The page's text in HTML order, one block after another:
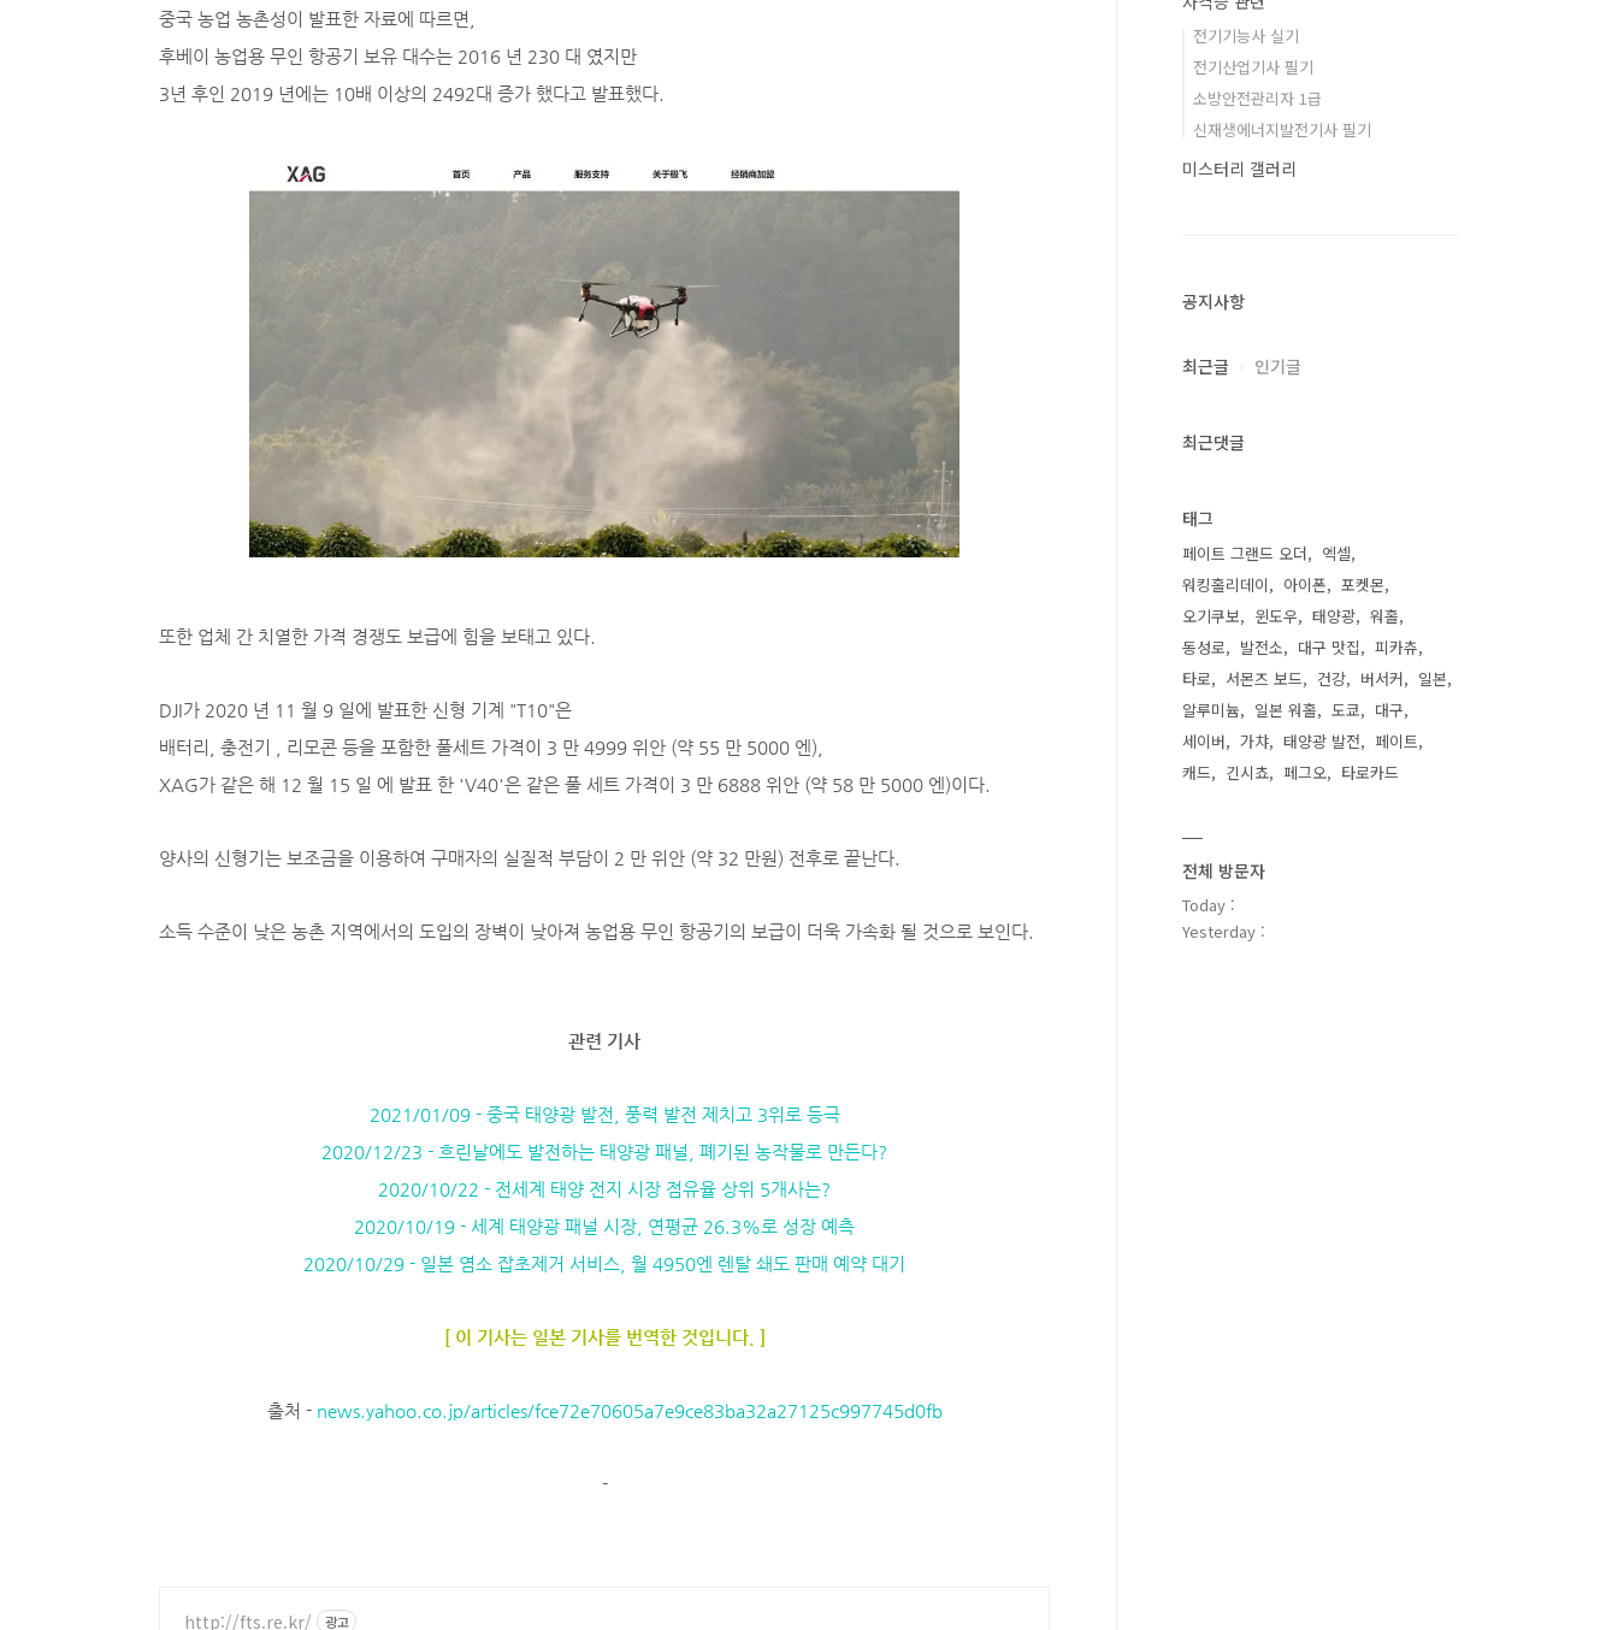
중국 농업 농촌성이 발표한 자료에 따르면,
후베이 농업용 무인 항공기 보유 대수는 2016 년 230 대 였지만
3년 후인 2019 년에는 10배 이상의 2492대 증가 했다고 발표했다.
또한 업체 간 치열한 가격 경쟁도 보급에 힘을 보태고 있다.
DJI가 2020 년 11 월 9 일에 발표한 신형 기계 "T10"은
배터리, 충전기 , 리모콘 등을 포함한 풀세트 가격이 3 만 4999 위안 (약 55 만 5000 엔),
XAG가 같은 해 12 월 15 일 에 발표 한 'V40'은 같은 풀 세트 가격이 3 만 6888 위안 (약 58 만 5000 엔)이다.
양사의 신형기는 보조금을 이용하여 구매자의 실질적 부담이 2 만 위안 (약 32 만원) 전후로 끝난다.
소득 수준이 낮은 농촌 지역에서의 도입의 장벽이 낮아져 농업용 무인 항공기의 보급이 더욱 가속화 될 것으로 보인다.
관련 기사
2021/01/09 - 중국 태양광 발전, 풍력 발전 제치고 3위로 등극
2020/12/23 - 흐린날에도 발전하는 태양광 패널, 폐기된 농작물로 만든다?
2020/10/22 - 전세계 태양 전지 시장 점유율 상위 5개사는?
2020/10/19 - 세계 태양광 패널 시장, 연평균 26.3%로 성장 예측
2020/10/29 - 일본 염소 잡초제거 서비스, 월 4950엔 렌탈 쇄도 판매 예약 대기
[ 이 기사는 일본 기사를 번역한 것입니다. ]
출처 - news.yahoo.co.jp/articles/fce72e70605a7e9ce83ba32a27125c997745d0fb
-
http://fts.re.kr/ 광고
전기기능사 실기
전기산업기사 필기
소방안전관리자 1급
신재생에너지발전기사 필기
미스터리 갤러리
공지사항
최근글 인기글
최근댓글
태그
페이트 그랜드 오더
엑셀
워킹홀리데이
아이폰
포켓몬
오기쿠보
윈도우 태양광
워홀
동성로
발전소 대구 맛집
피카츄
타로
서몬즈 보드 건강 버서커
일본
알루미늄
일본 워홀 도쿄
대구
세이버
가챠 태양광 발전
페이트
캐드
긴시쵸 페그오 타로카드
전체 방문자
Today :
Yesterday :